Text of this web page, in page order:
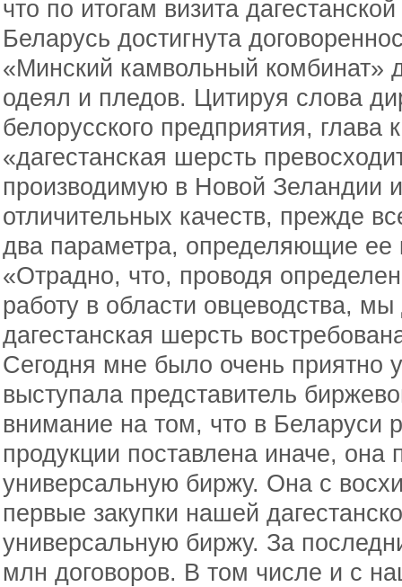
что по итогам визита
Беларусь достигнута
«Минский камвольный комбинат»
одеял и пледов. Цитируя слова
белорусского предприятия, глава
«дагестанская шерсть
производимую в Новой Зеландии
отличительных качеств, прежде
два параметра, определяющие ее
«Отрадно, что, проводя
работу в области овцеводства, мы
дагестанская шерсть
Сегодня мне было очень приятно
выступала представитель
внимание на том, что в Беларуси
продукции поставлена иначе, она
универсальную биржу. Она с
первые закупки нашей
универсальную биржу. За
млн договоров. В том числе и с